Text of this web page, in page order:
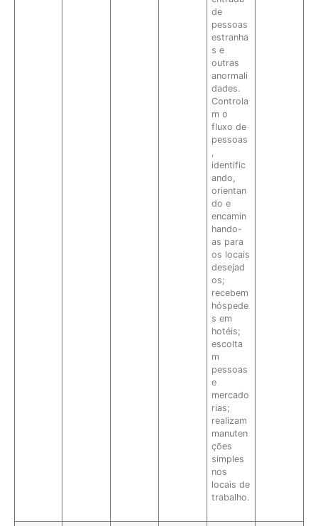
de
pessoas
estranha
s e
outras
anormali
dades.
Controla
m o
fluxo de
pessoas
,
identific
ando,
orientan
do e
encamin
hando-
as para
os locais
desejad
os;
recebem
hóspede
s em
hotéis;
escolta
m
pessoas
e
mercado
rias;
realizam
manuten
ções
simples
nos
locais de
trabalho.